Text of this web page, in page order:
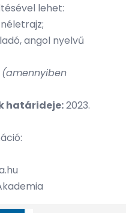
lehet:
angol nyelvű
(amennyiben
határideje:2023.